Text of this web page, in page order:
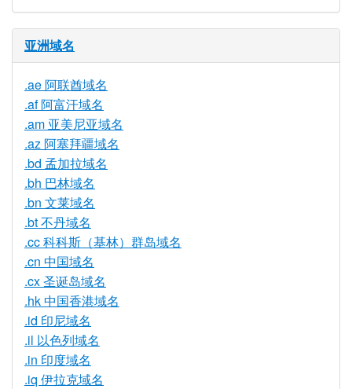
亚洲域名
.ae 阿联酋域名
.af 阿富汗域名
.am 亚美尼亚域名
.az 阿塞拜疆域名
.bd 孟加拉域名
.bh 巴林域名
.bn 文莱域名
.bt 不丹域名
.cc 科科斯（基林）群岛域名
.cn 中国域名
.cx 圣诞岛域名
.hk 中国香港域名
.id 印尼域名
.il 以色列域名
.in 印度域名
.iq 伊拉克域名